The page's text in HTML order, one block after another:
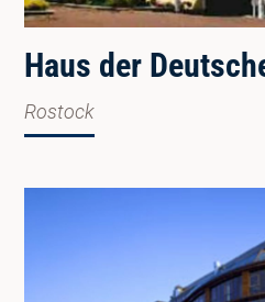
Rostock